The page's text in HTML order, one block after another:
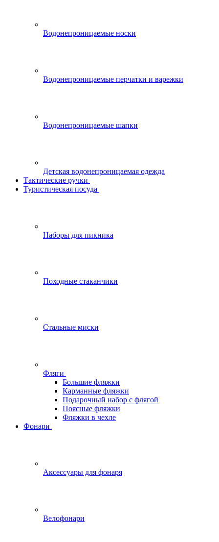
Водонепроницаемые носки
Водонепроницаемые перчатки и варежки
Водонепроницаемые шапки
Детская водонепроницаемая одежда
Тактические ручки
Туристическая посуда
Наборы для пикника
Походные стаканчики
Стальные миски
Фляги
Большие фляжки
Карманные фляжки
Подарочный набор с флягой
Поясные фляжки
Фляжки в чехле
Фонари
Аксессуары для фонаря
Велофонари